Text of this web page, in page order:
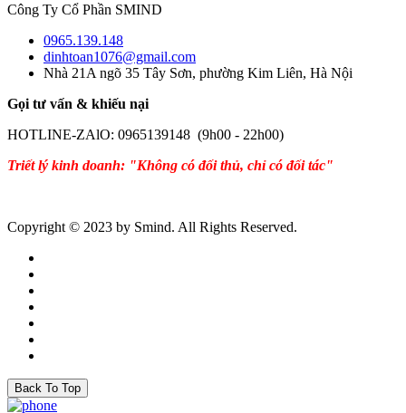
Công Ty Cổ Phần SMIND
0965.139.148
dinhtoan1076@gmail.com
Nhà 21A ngõ 35 Tây Sơn, phường Kim Liên, Hà Nội
Gọi tư vấn & khiếu nại
HOTLINE-ZAlO: 0965139148 (9h00 - 22h00)
Triết lý kinh doanh: "Không có đối thủ, chỉ có đối tác"
Copyright © 2023 by Smind. All Rights Reserved.
Back To Top